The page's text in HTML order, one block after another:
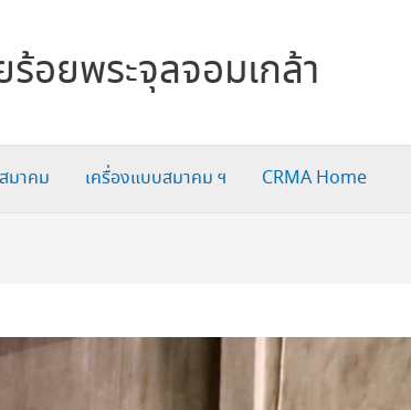
อยพระจุลจอมเกล้า
มาคม เครื่องแบบสมาคม ฯ CRMA Home